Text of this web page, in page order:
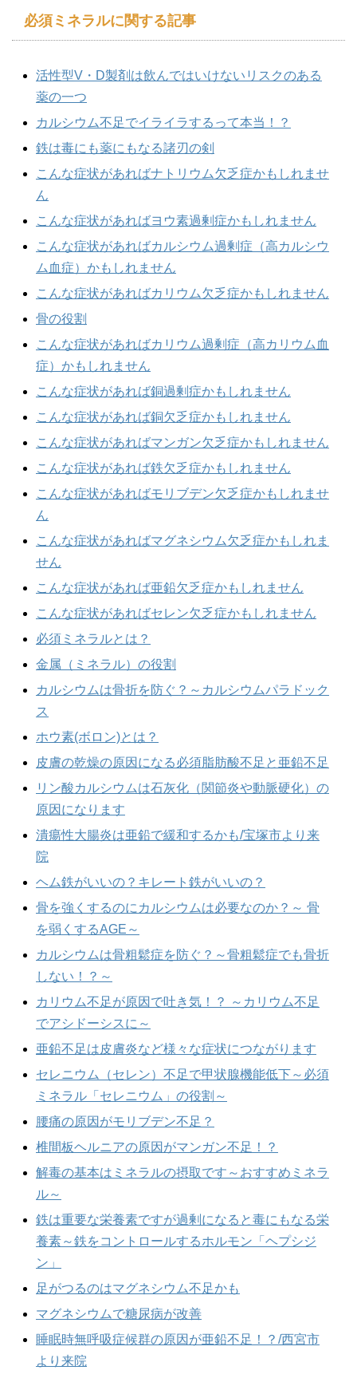
必須ミネラルに関する記事
活性型V・D製剤は飲んではいけないリスクのある
薬の一つ
カルシウム不足でイライラするって本当！？
鉄は毒にも薬にもなる諸刃の剣
こんな症状があればナトリウム欠乏症かもしれませ
ん
こんな症状があればヨウ素過剰症かもしれません
こんな症状があればカルシウム過剰症（高カルシウ
ム血症）かもしれません
こんな症状があればカリウム欠乏症かもしれません
骨の役割
こんな症状があればカリウム過剰症（高カリウム血
症）かもしれません
こんな症状があれば銅過剰症かもしれません
こんな症状があれば銅欠乏症かもしれません
こんな症状があればマンガン欠乏症かもしれません
こんな症状があれば鉄欠乏症かもしれません
こんな症状があればモリブデン欠乏症かもしれませ
ん
こんな症状があればマグネシウム欠乏症かもしれま
せん
こんな症状があれば亜鉛欠乏症かもしれません
こんな症状があればセレン欠乏症かもしれません
必須ミネラルとは？
金属（ミネラル）の役割
カルシウムは骨折を防ぐ？～カルシウムパラドック
ス
ホウ素(ボロン)とは？
皮膚の乾燥の原因になる必須脂肪酸不足と亜鉛不足
リン酸カルシウムは石灰化（関節炎や動脈硬化）の
原因になります
潰瘍性大腸炎は亜鉛で緩和するかも/宝塚市より来
院
ヘム鉄がいいの？キレート鉄がいいの？
骨を強くするのにカルシウムは必要なのか？～ 骨
を弱くするAGE～
カルシウムは骨粗鬆症を防ぐ？～骨粗鬆症でも骨折
しない！？～
カリウム不足が原因で吐き気！？ ～カリウム不足
でアシドーシスに～
亜鉛不足は皮膚炎など様々な症状につながります
セレニウム（セレン）不足で甲状腺機能低下～必須
ミネラル「セレニウム」の役割～
腰痛の原因がモリブデン不足？
椎間板ヘルニアの原因がマンガン不足！？
解毒の基本はミネラルの摂取です～おすすめミネラ
ル～
鉄は重要な栄養素ですが過剰になると毒にもなる栄
養素～鉄をコントロールするホルモン「ヘプシジ
ン」
足がつるのはマグネシウム不足かも
マグネシウムで糖尿病が改善
睡眠時無呼吸症候群の原因が亜鉛不足！？/西宮市
より来院